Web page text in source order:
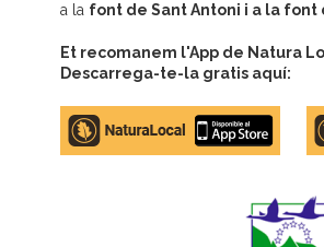
a la font de Sant Antoni i a la font
Et recomanem l'App de Natura
Descarrega-te-la gratis aquí:
Apple
store